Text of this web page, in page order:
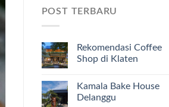
POST TERBARU
Rekomendasi Coffee
Shop di Klaten
Kamala Bake House
Delanggu